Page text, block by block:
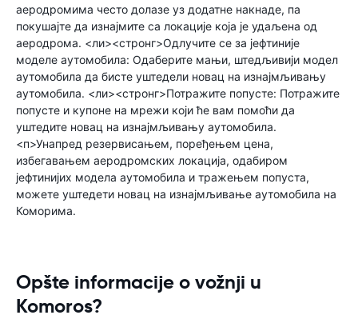
аеродромима често долазе уз додатне накнаде, па
покушајте да изнајмите са локације која је удаљена од
аеродрома. <ли><стронг>Одлучите се за јефтиније
моделе аутомобила: Одаберите мањи, штедљивији модел
аутомобила да бисте уштедели новац на изнајмљивању
аутомобила. <ли><стронг>Потражите попусте: Потражите
попусте и купоне на мрежи који ће вам помоћи да
уштедите новац на изнајмљивању аутомобила.
<п>Унапред резервисањем, поређењем цена,
избегавањем аеродромских локација, одабиром
јефтинијих модела аутомобила и тражењем попуста,
можете уштедети новац на изнајмљивање аутомобила на
Коморима.
Opšte informacije o vožnji u
Komoros?